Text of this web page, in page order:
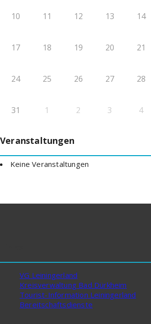
10 11 12 13 14
17 18 19 20 21
24 25 26 27 28
31 1 2 3 4
Veranstaltungen
Keine Veranstaltungen
VG Leiningerland
Kreisverwaltung Bad Dürkheim
Tourist-Information Leiningerland
Bereitschaftsdienste